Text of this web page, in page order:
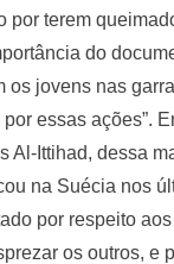
por terem
do
os jovens nas
essas ações”.
Al-Ittihad, dessa
na Suécia nos
por respeito
os outros, e